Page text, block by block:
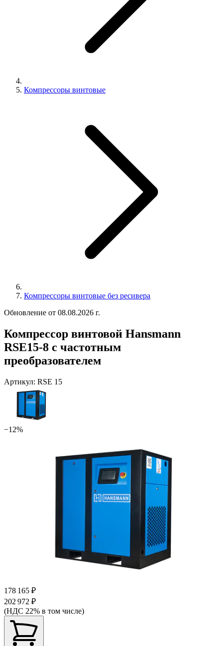
Компрессоры винтовые
Компрессоры винтовые без ресивера
Обновление от 08.08.2026 г.
Компрессор винтовой Hansmann
RSE15-8 с частотным
преобразователем
Артикул: RSE 15
−12%
178 165 ₽
202 972 ₽
(НДС 22% в том числе)